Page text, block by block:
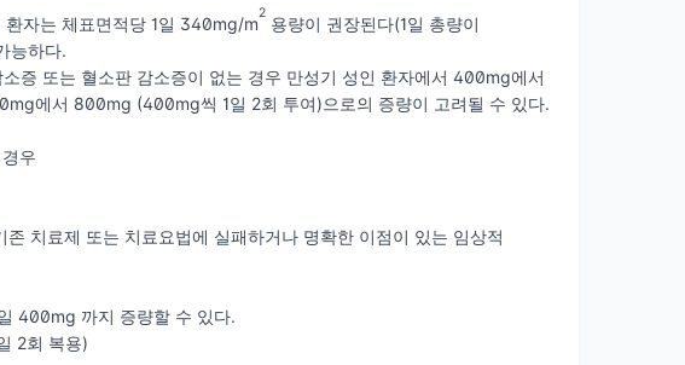
자는 체표면적당 1일 340mg/m
2
용량이 권장된다(1일 총량이
능하다.
증 또는 혈소판 감소증이 없는 경우 만성기 성인 환자에서 400mg에서
에서 800mg (400mg씩 1일 2회 투여)으로의 증량이 고려될 수 있다.
우
치료제 또는 치료요법에 실패하거나 명확한 이점이 있는 임상적
400mg 까지 증량할 수 있다.
2회 복용)